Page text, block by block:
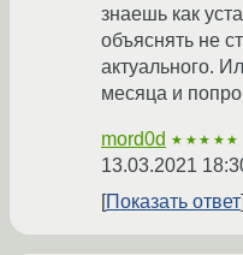
знаешь как
объяснять не
актуального.
месяца и
mord0d ★★★★★
13.03.2021
Показать ответ